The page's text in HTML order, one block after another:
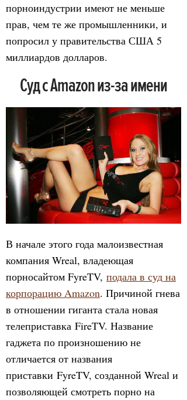
порноиндустрии имеют не меньше
прав, чем те же промышленники, и
попросил у правительства США 5
миллиардов долларов.
Суд с Amazon из-за имени
В начале этого года малоизвестная
компания Wreal, владеющая
порносайтом FyreTV, подала в суд на
корпорацию Amazon. Причиной гнева
в отношении гиганта стала новая
телеприставка FireTV. Название
гаджета по произношению не
отличается от названия
приставки FyreTV, созданной Wreal и
позволяющей смотреть порно на